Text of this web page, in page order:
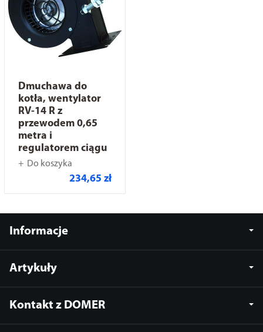
Dmuchawa do
kotła, wentylator
RV-14 R z
przewodem 0,65
metra i
regulatorem ciągu
Do koszyka
234,65 zł
Informacje
Artykuły
Kontakt z DOMER